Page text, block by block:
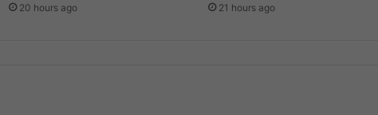
20 hours ago 21 hours ago